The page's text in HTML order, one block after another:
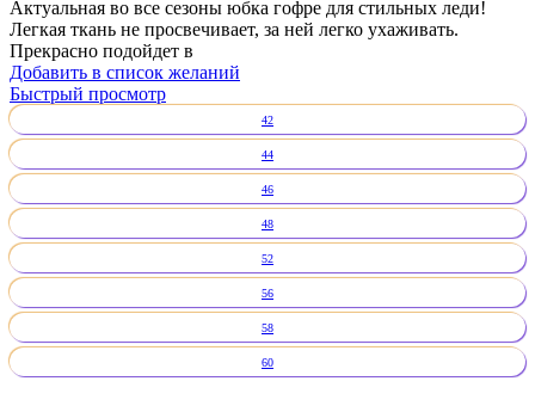
Актуальная во все сезоны юбка гофре для стильных леди!
Легкая ткань не просвечивает, за ней легко ухаживать.
Прекрасно подойдет в
Добавить в список желаний
Быстрый просмотр
42
44
46
48
52
56
58
60